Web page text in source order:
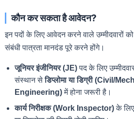
कौन कर सकता है आवेदन?
इन पदों के लिए आवेदन करने वाले उम्मीदवारों
संबंधी पात्रता मानदंड पूरे करने होंगे।
जूनियर इंजीनियर (JE)पद के लिए
संस्थान सेडिप्लोमा या डिग्री (Civil/
Engineering)में होना जरूरी है।
कार्य निरीक्षक (Work Inspector)के